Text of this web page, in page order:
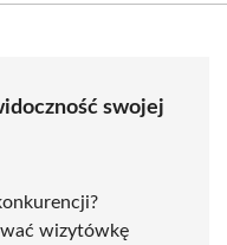
swojej
wizytówkę